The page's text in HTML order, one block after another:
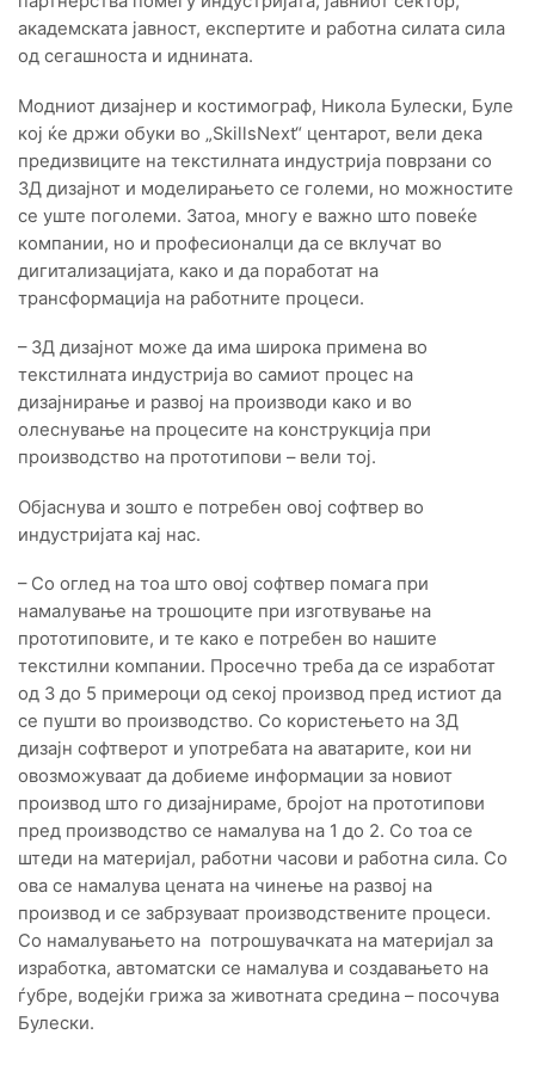
академската јавност, експертите и работна силата сила
од сегашноста и иднината.
Модниот дизајнер и костимограф, Никола Булески, Буле
кој ќе држи обуки во „SkillsNext“ центарот, вели дека
предизвиците на текстилната индустрија поврзани со
3Д дизајнот и моделирањето се големи, но можностите
се уште поголеми. Затоа, многу е важно што повеќе
компании, но и професионалци да се вклучат во
дигитализацијата, како и да поработат на
трансформација на работните процеси.
– 3Д дизајнот може да има широка примена во
текстилната индустрија во самиот процес на
дизајнирање и развој на производи како и во
олеснување на процесите на конструкција при
производство на прототипови – вели тој.
Објаснува и зошто е потребен овој софтвер во
индустријата кај нас.
– Со оглед на тоа што овој софтвер помага при
намалување на трошоците при изготвување на
прототиповите, и те како е потребен во нашите
текстилни компании. Просечно треба да се изработат
од 3 до 5 примероци од секој производ пред истиот да
се пушти во производство. Со користењето на 3Д
дизајн софтверот и употребата на аватарите, кои ни
овозможуваат да добиеме информации за новиот
производ што го дизајнираме, бројот на прототипови
пред производство се намалува на 1 до 2. Со тоа се
штеди на материјал, работни часови и работна сила. Со
ова се намалува цената на чинење на развој на
производ и се забрзуваат производствените процеси.
Со намалувањето на потрошувачката на материјал за
изработка, автоматски се намалува и создавањето на
ѓубре, водејќи грижа за животната средина – посочува
Булески.